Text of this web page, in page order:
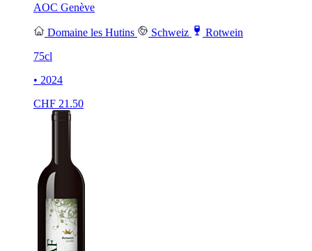
AOC Genève
Domaine les Hutins Schweiz
Rotwein
75cl
• 2024
CHF 21.50